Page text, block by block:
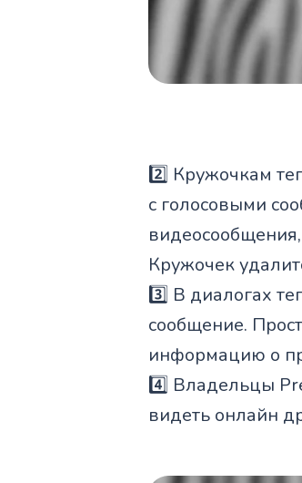
2️⃣ Кружочкам
с голосовыми
Кружочек
3️⃣ В диалогах
сообщение.
информацию о
4️⃣ Владельцы
видеть онлайн